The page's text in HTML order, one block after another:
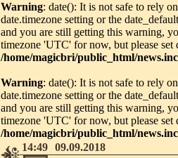
Warning: date(): It is not safe to rely
date.timezone setting or the
and you are still getting this warning,
timezone 'UTC' for now, but please set
/home/magicbri/public_html/
Warning: date(): It is not safe to rely
date.timezone setting or the
and you are still getting this warning,
timezone 'UTC' for now, but please set
/home/magicbri/public_html/
14:49 09.09.2018